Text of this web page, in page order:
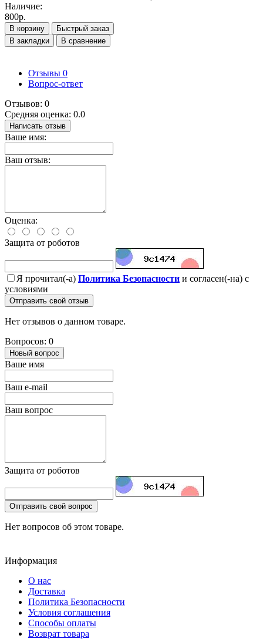
Наличие:
800р.
В корзину
Быстрый заказ
В закладки
В сравнение
Отзывы 0
Вопрос-ответ
Отзывов: 0
Средняя оценка: 0.0
Написать отзыв
Ваше имя:
Ваш отзыв:
Оценка:
Защита от роботов
Я прочитал(-а) Политика Безопасности и согласен(-на) с
условиями
Отправить свой отзыв
Нет отзывов о данном товаре.
Вопросов: 0
Новый вопрос
Ваше имя
Ваш e-mail
Ваш вопрос
Защита от роботов
Отправить свой вопрос
Нет вопросов об этом товаре.
Информация
О нас
Доставка
Политика Безопасности
Условия соглашения
Способы оплаты
Возврат товара